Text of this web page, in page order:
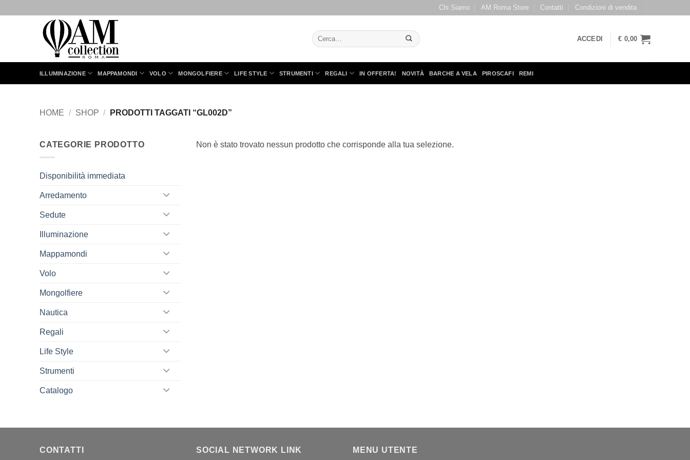
Chi Siamo AM Roma Store Contatti Condizioni di vendita
Cerca:
ACCEDI € 0,00
ILLUMINAZIONE MAPPAMONDI VOLO MONGOLFIERE LIFE STYLE STRUMENTI REGALI IN OFFERTA! NOVITÀ BARCHE A VELA PIROSCAFI REMI
HOME / SHOP / PRODOTTI TAGGATI “GL002D”
CATEGORIE PRODOTTO
Disponibilità immediata
Arredamento
Sedute
Illuminazione
Mappamondi
Volo
Mongolfiere
Nautica
Regali
Life Style
Strumenti
Catalogo
Non è stato trovato nessun prodotto che corrisponde alla tua selezione.
CONTATTI SOCIAL NETWORK LINK MENU UTENTE